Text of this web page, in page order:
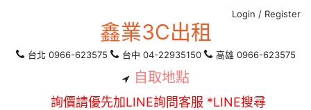
Login / Register
鑫業3C出租
台北 0966-623575 台中 04-22935150 高雄 0966-623575
自取地點
詢價請優先加LINE詢問客服 *LINE搜尋